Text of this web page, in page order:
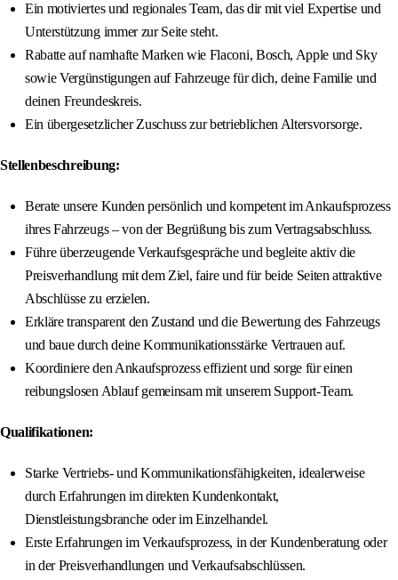
Ein motiviertes und regionales Team, das dir mit viel Expertise und
Unterstützung immer zur Seite steht.
Rabatte auf namhafte Marken wie Flaconi, Bosch, Apple und Sky
sowie Vergünstigungen auf Fahrzeuge für dich, deine Familie und
deinen Freundeskreis.
Ein übergesetzlicher Zuschuss zur betrieblichen Altersvorsorge.
Stellenbeschreibung:
Berate unsere Kunden persönlich und kompetent im Ankaufsprozess
ihres Fahrzeugs – von der Begrüßung bis zum Vertragsabschluss.
Führe überzeugende Verkaufsgespräche und begleite aktiv die
Preisverhandlung mit dem Ziel, faire und für beide Seiten attraktive
Abschlüsse zu erzielen.
Erkläre transparent den Zustand und die Bewertung des Fahrzeugs
und baue durch deine Kommunikationsstärke Vertrauen auf.
Koordiniere den Ankaufsprozess effizient und sorge für einen
reibungslosen Ablauf gemeinsam mit unserem Support-Team.
Qualifikationen:
Starke Vertriebs- und Kommunikationsfähigkeiten, idealerweise
durch Erfahrungen im direkten Kundenkontakt,
Dienstleistungsbranche oder im Einzelhandel.
Erste Erfahrungen im Verkaufsprozess, in der Kundenberatung oder
in der Preisverhandlungen und Verkaufsabschlüssen.